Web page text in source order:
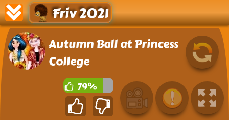
Friv 2021
Autumn Ball at Princess
College
79%